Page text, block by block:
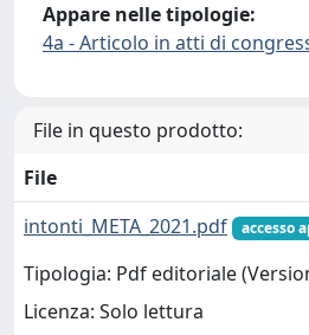
Appare nelle tipologie:
4a - Articolo in atti di
File in questo prodotto:
File
intonti_META_2021.pdf
accesso
Tipologia: Pdf editoriale
Licenza: Solo lettura